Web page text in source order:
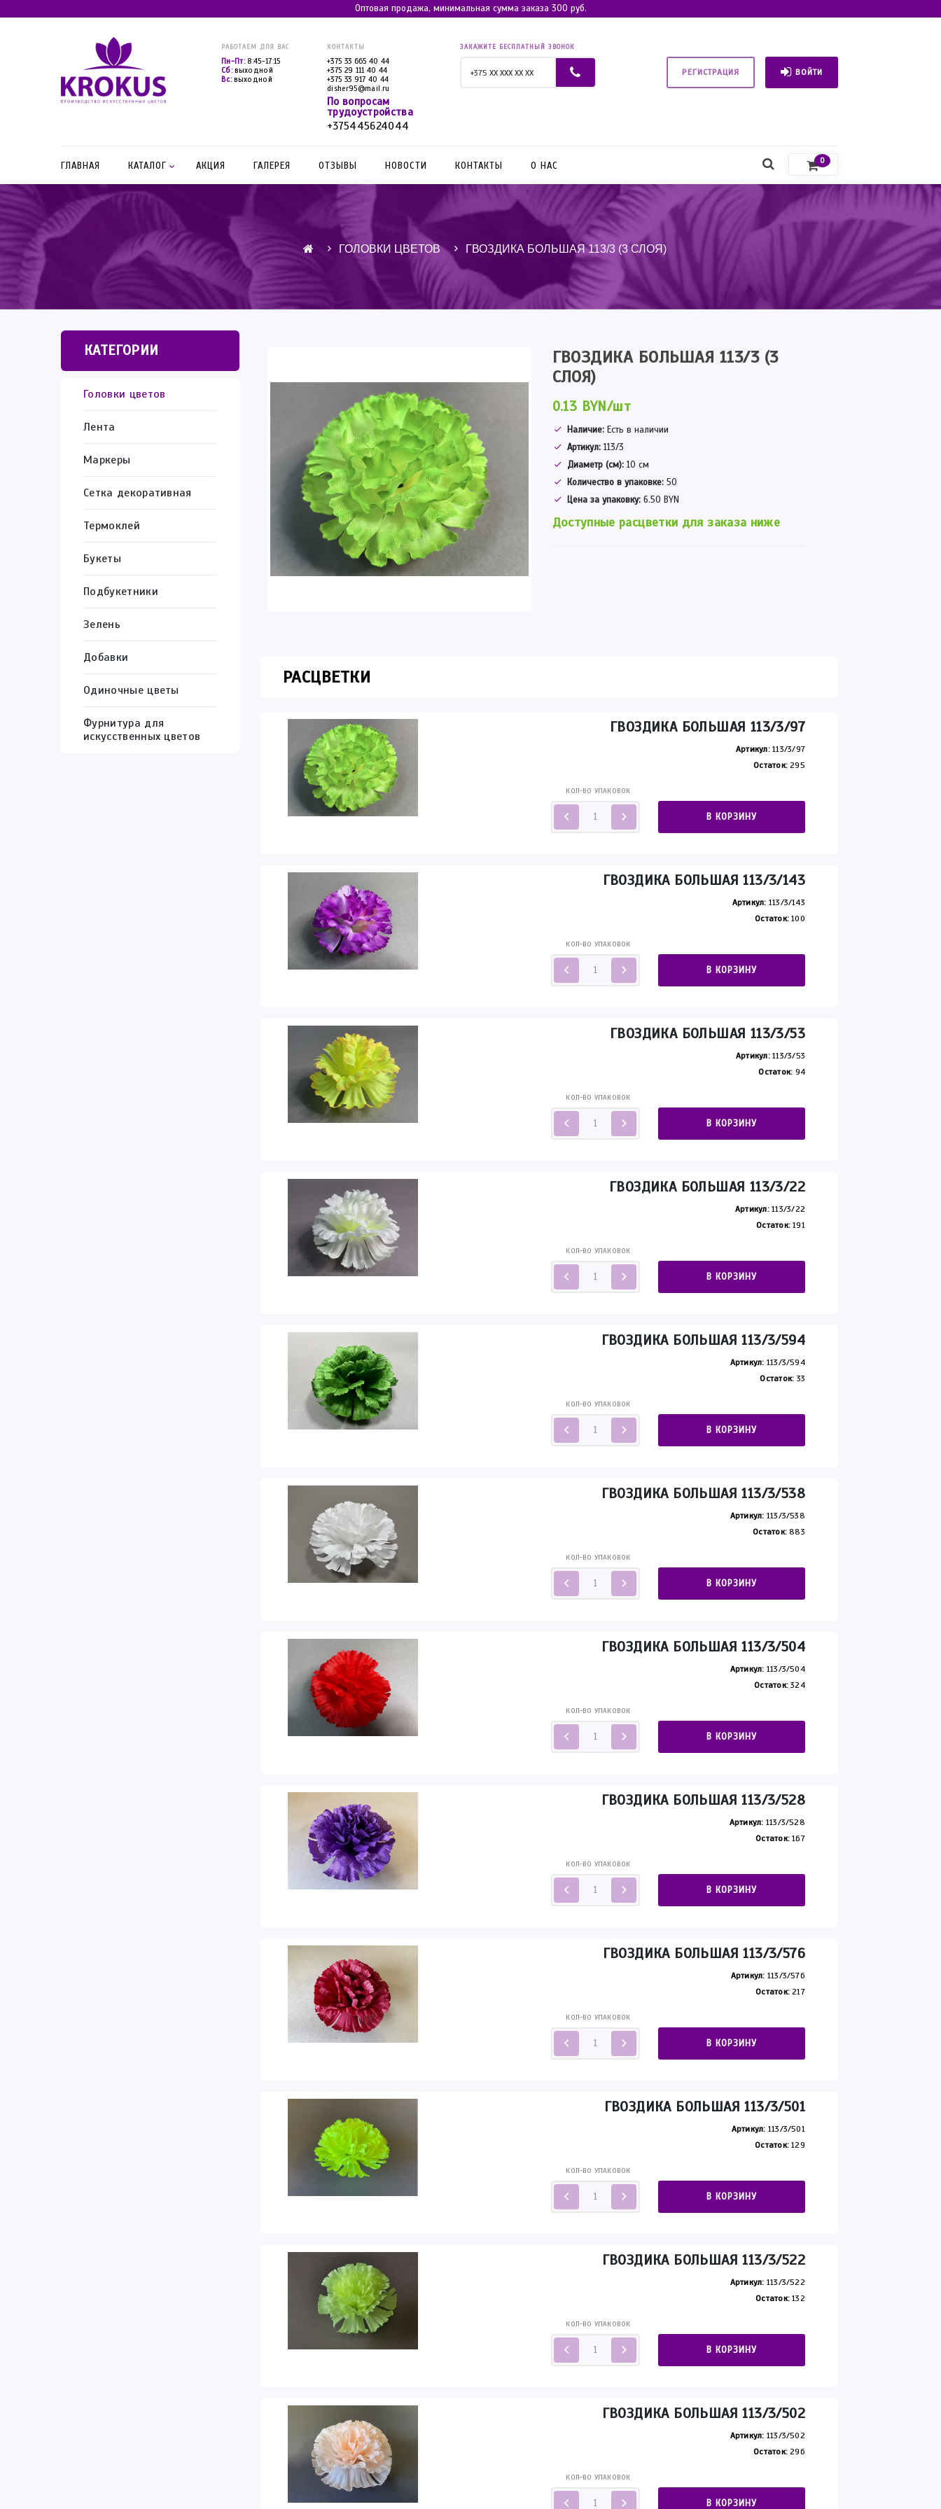
Оптовая продажа, минимальная сумма заказа 300 руб.
РАБОТАЕМ ДЛЯ ВАС
Пн-Пт: 8:45-17:15
Сб:выходной
Вс:выходной
КОНТАКТЫ
+375 33 665 40 44
+375 29 111 40 44
+375 33 917 40 44
disher95@mail.ru
По вопросам
трудоустройства
+375445624044
ЗАКАЖИТЕ БЕСПЛАТНЫЙ ЗВОНОК
РЕГИСТРАЦИЯ ВОЙТИ
ГЛАВНАЯ КАТАЛОГ АКЦИЯ ГАЛЕРЕЯ ОТЗЫВЫ НОВОСТИ КОНТАКТЫ О НАС
0
ГОЛОВКИ ЦВЕТОВ ГВОЗДИКА БОЛЬШАЯ 113/3 (3 СЛОЯ)
КАТЕГОРИИ
Головки цветов
Лента
Маркеры
Сетка декоративная
Термоклей
Букеты
Подбукетники
Зелень
Добавки
Одиночные цветы
Фурнитура для
искусственных цветов
ГВОЗДИКА БОЛЬШАЯ 113/3 (3
СЛОЯ)
0.13 BYN/шт
Наличие: Есть в наличии
Артикул:113/3
Диаметр (см): 10 см
Количество в упаковке: 50
Цена за упаковку:6.50 BYN
Доступные расцветки для заказа ниже
РАСЦВЕТКИ
ГВОЗДИКА БОЛЬШАЯ 113/3/97
Артикул:113/3/97
Остаток: 295
КОЛ-ВО УПАКОВОК
В КОРЗИНУ
ГВОЗДИКА БОЛЬШАЯ 113/3/143
Артикул: 113/3/143
Остаток:100
КОЛ-ВО УПАКОВОК
В КОРЗИНУ
ГВОЗДИКА БОЛЬШАЯ 113/3/53
Артикул:113/3/53
Остаток: 94
КОЛ-ВО УПАКОВОК
В КОРЗИНУ
ГВОЗДИКА БОЛЬШАЯ 113/3/22
Артикул:113/3/22
Остаток:191
КОЛ-ВО УПАКОВОК
В КОРЗИНУ
ГВОЗДИКА БОЛЬШАЯ 113/3/594
Артикул: 113/3/594
Остаток: 33
КОЛ-ВО УПАКОВОК
В КОРЗИНУ
ГВОЗДИКА БОЛЬШАЯ 113/3/538
Артикул: 113/3/538
Остаток:883
КОЛ-ВО УПАКОВОК
В КОРЗИНУ
ГВОЗДИКА БОЛЬШАЯ 113/3/504
Артикул: 113/3/504
Остаток:324
КОЛ-ВО УПАКОВОК
В КОРЗИНУ
ГВОЗДИКА БОЛЬШАЯ 113/3/528
Артикул: 113/3/528
Остаток:167
КОЛ-ВО УПАКОВОК
В КОРЗИНУ
ГВОЗДИКА БОЛЬШАЯ 113/3/576
Артикул: 113/3/576
Остаток: 217
КОЛ-ВО УПАКОВОК
В КОРЗИНУ
ГВОЗДИКА БОЛЬШАЯ 113/3/501
Артикул: 113/3/501
Остаток:129
КОЛ-ВО УПАКОВОК
В КОРЗИНУ
ГВОЗДИКА БОЛЬШАЯ 113/3/522
Артикул: 113/3/522
Остаток:132
КОЛ-ВО УПАКОВОК
В КОРЗИНУ
ГВОЗДИКА БОЛЬШАЯ 113/3/502
Артикул: 113/3/502
Остаток: 296
КОЛ-ВО УПАКОВОК
В КОРЗИНУ